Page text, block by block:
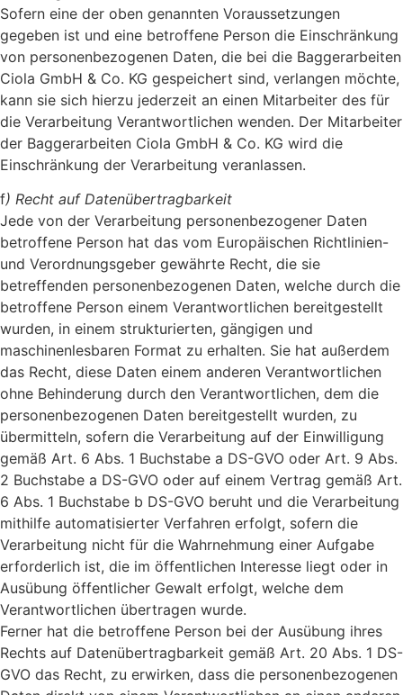
Sofern eine der oben genannten Voraussetzungen
gegeben ist und eine betroffene Person die Einschränkung
von personenbezogenen Daten, die bei die Baggerarbeiten
Ciola GmbH & Co. KG gespeichert sind, verlangen möchte,
kann sie sich hierzu jederzeit an einen Mitarbeiter des für
die Verarbeitung Verantwortlichen wenden. Der Mitarbeiter
der Baggerarbeiten Ciola GmbH & Co. KG wird die
Einschränkung der Verarbeitung veranlassen.
f) Recht auf Datenübertragbarkeit
Jede von der Verarbeitung personenbezogener Daten
betroffene Person hat das vom Europäischen Richtlinien-
und Verordnungsgeber gewährte Recht, die sie
betreffenden personenbezogenen Daten, welche durch die
betroffene Person einem Verantwortlichen bereitgestellt
wurden, in einem strukturierten, gängigen und
maschinenlesbaren Format zu erhalten. Sie hat außerdem
das Recht, diese Daten einem anderen Verantwortlichen
ohne Behinderung durch den Verantwortlichen, dem die
personenbezogenen Daten bereitgestellt wurden, zu
übermitteln, sofern die Verarbeitung auf der Einwilligung
gemäß Art. 6 Abs. 1 Buchstabe a DS-GVO oder Art. 9 Abs.
2 Buchstabe a DS-GVO oder auf einem Vertrag gemäß Art.
6 Abs. 1 Buchstabe b DS-GVO beruht und die Verarbeitung
mithilfe automatisierter Verfahren erfolgt, sofern die
Verarbeitung nicht für die Wahrnehmung einer Aufgabe
erforderlich ist, die im öffentlichen Interesse liegt oder in
Ausübung öffentlicher Gewalt erfolgt, welche dem
Verantwortlichen übertragen wurde.
Ferner hat die betroffene Person bei der Ausübung ihres
Rechts auf Datenübertragbarkeit gemäß Art. 20 Abs. 1 DS-
GVO das Recht, zu erwirken, dass die personenbezogenen